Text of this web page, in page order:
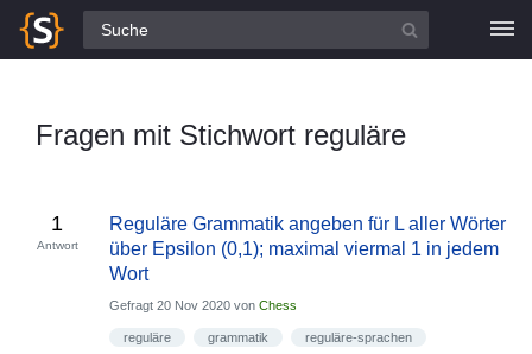
Alle Fragen
Fragen mit Stichwort reguläre
1
Antwort
Reguläre Grammatik angeben für L aller Wörter
über Epsilon (0,1); maximal viermal 1 in jedem
Wort
Gefragt 20 Nov 2020 von Chess
reguläre grammatik reguläre-sprachen